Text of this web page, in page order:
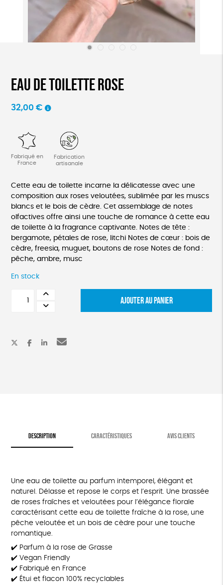
Eau de toilette rose
32,00 €
Fabriqué en
France
Fabrication
artisanale
Cette eau de toilette incarne la délicatesse avec une
composition aux roses veloutées, sublimée par les muscs
blancs et le bois de cèdre. Cet assemblage de notes
olfactives offre ainsi une touche de romance à cette eau
de toilette à la fragrance captivante. Notes de tête :
bergamote, pétales de rose, litchi Notes de cœur : bois de
cèdre, freesia, muguet, boutons de rose Notes de fond :
pêche, ambre, musc
En stock
AJOUTER AU PANIER
DESCRIPTION CARACTÉRISTIQUES AVIS CLIENTS
Une eau de toilette au parfum intemporel, élégant et
naturel. Délasse et repose le corps et l’esprit. Une brassée
de roses fraîches et veloutées pour l’élégance florale
caractérisant cette eau de toilette fraîche à la rose, une
pêche veloutée et un bois de cèdre pour une touche
romantique.
✔️ Parfum à la rose de Grasse
✔️ Vegan Friendly
✔️ Fabriqué en France
✔️ Étui et flacon 100% recyclables